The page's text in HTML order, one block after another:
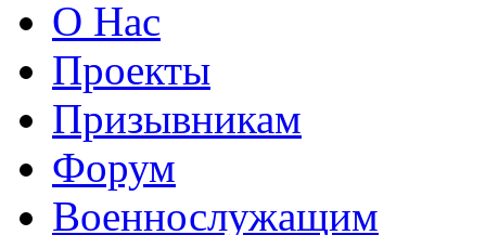
О Нас
Проекты
Призывникам
Форум
Военнослужащим